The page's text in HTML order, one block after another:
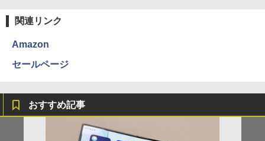
関連リンク
Amazon
セールページ
おすすめ記事